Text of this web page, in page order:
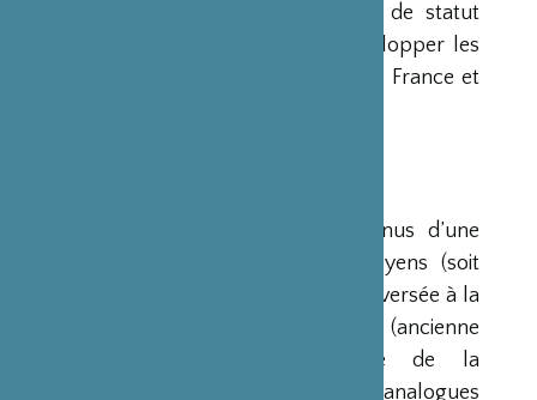
organisme privé, sans but lucratif et de statut
français, qui a pour mission de « développer les
relations culturelles et d’amitié entre la France et
Ses ressources proviennent des revenus d’une
dotation initiale de trois milliards de yens (soit
environ 20 millions d’euros à l’époque) versée à la
France par la Fondation Nippon (ancienne
Fondation de l’Industrie Japonaise de la
Construction Navale). Des institutions analogues